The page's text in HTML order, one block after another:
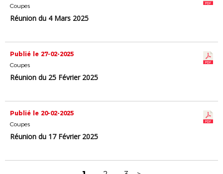
Coupes
Réunion du 4 Mars 2025
Publié le 27-02-2025
Coupes
Réunion du 25 Février 2025
Publié le 20-02-2025
Coupes
Réunion du 17 Février 2025